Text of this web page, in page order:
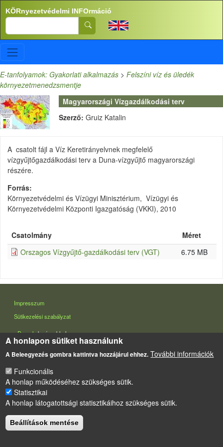
Ugrás a tartalomra
KÖRnyezetvédelmi INFOrmáció
Search
E-tanfolyamok: Gyakorlati alkalmazás > Felszíni víz és üledék
környezetmenedzsmentje
Magyarországi Vízgazdálkodási terv
Szerző: Gruiz Katalin
A csatolt fájl a Víz Keretirányelvnek megfelelő
vízgyűjtőgazdálkodási terv a Duna-vízgyűjtő magyarországi
részére.
Forrás
Környezetvédelmi és Vízügyi Minisztérium, Vízügyi és
Környezetvédelmi Központi Igazgatóság (VKKI), 2010
Csatolmány
Méret
Orszagos Vízgyűjtő-gazdálkodási terv (VGT)
6.75 MB
LÁBLÉC
Impresszum
Sütikezelési szabályzat
Drupalalapú webhely
A honlapon sütiket használunk
A Beleegyezés gombra kattintva hozzájárul ehhez. További információk
Funkcionális
A honlap működéséhez szükséges sütik.
Statisztikai
A honlap látogatottsági statisztikáihoz szükséges sütik.
Beállítások mentése